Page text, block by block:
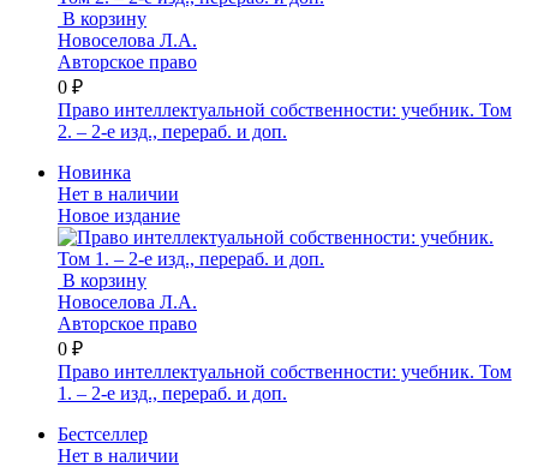
В корзину
Новоселова Л.А.
Авторское право
0 ₽
Право интеллектуальной собственности: учебник. Том
2. – 2-е изд., перераб. и доп.
Новинка
Нет в наличии
Новое издание
В корзину
Новоселова Л.А.
Авторское право
0 ₽
Право интеллектуальной собственности: учебник. Том
1. – 2-е изд., перераб. и доп.
Бестселлер
Нет в наличии